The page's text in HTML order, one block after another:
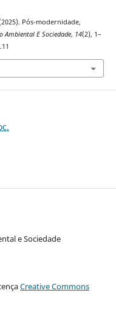
Pós-modernidade,
Ambiental E Sociedade, 14(2), 1–
e Sociedade
Creative Commons